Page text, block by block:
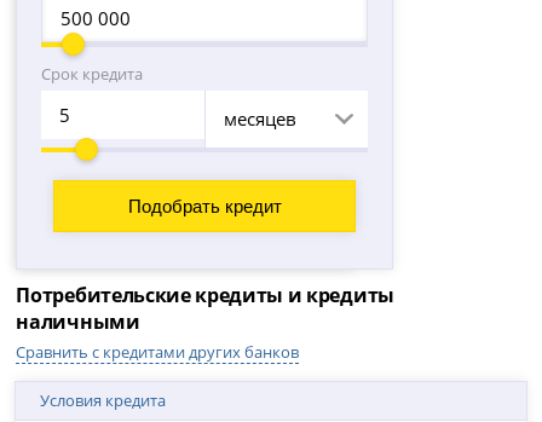
Срок кредита
месяцев
Потребительские кредиты и кредиты
наличными
Сравнить с кредитами других банков
Условия кредита